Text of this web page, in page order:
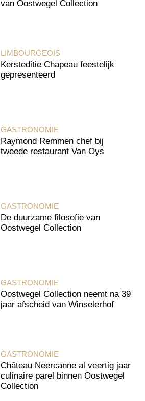
van Oostwegel Collection
LIMBOURGEOIS
Kersteditie Chapeau feestelijk
gepresenteerd
GASTRONOMIE
Raymond Remmen chef bij
tweede restaurant Van Oys
GASTRONOMIE
De duurzame filosofie van
Oostwegel Collection
GASTRONOMIE
Oostwegel Collection neemt na 39
jaar afscheid van Winselerhof
GASTRONOMIE
Château Neercanne al veertig jaar
culinaire parel binnen Oostwegel
Collection